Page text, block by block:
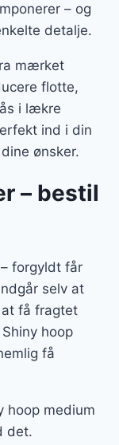
– og
detalje.
mærket
flotte,
i lækre
ind i din
ønsker.
– bestil
forgyldt får
selv at
få fragtet
hoop
få
hoop medium
det.